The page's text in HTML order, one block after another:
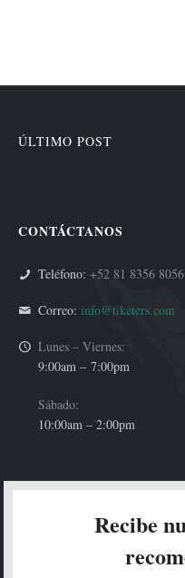
ÚLTIMO POST
CONTÁCTANOS
Teléfono: +52 81 8356 8056
Correo: info@tiketers.com
Lunes – Viernes:
9:00am – 7:00pm
Sábado:
10:00am – 2:00pm
HOLA!